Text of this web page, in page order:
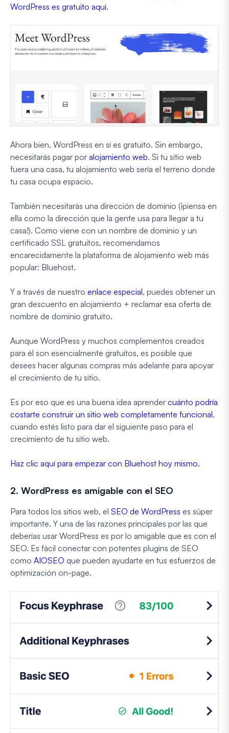
WordPress es gratuito aquí.
Ahora bien, WordPress en sí es gratuito. Sin embargo,
necesitarás pagar por alojamiento web. Si tu sitio web
fuera una casa, tu alojamiento web sería el terreno donde
tu casa ocupa espacio.
También necesitarás una dirección de dominio (¡piensa en
ella como la dirección que la gente usa para llegar a tu
casa!). Como viene con un nombre de dominio y un
certificado SSL gratuitos, recomendamos
encarecidamente la plataforma de alojamiento web más
popular: Bluehost.
Y a través de nuestro enlace especial, puedes obtener un
gran descuento en alojamiento + reclamar esa oferta de
nombre de dominio gratuito.
Aunque WordPress y muchos complementos creados
para él son esencialmente gratuitos, es posible que
desees hacer algunas compras más adelante para apoyar
el crecimiento de tu sitio.
Es por eso que es una buena idea aprender cuánto podría
costarte construir un sitio web completamente funcional,
cuando estés listo para dar el siguiente paso para el
crecimiento de tu sitio web.
Haz clic aquí para empezar con Bluehost hoy mismo.
2. WordPress es amigable con el SEO
Para todos los sitios web, el SEO de WordPress es súper
importante. Y una de las razones principales por las que
deberías usar WordPress es por lo amigable que es con el
SEO. Es fácil conectar con potentes plugins de SEO
como AIOSEO que pueden ayudarte en tus esfuerzos de
optimización on-page.